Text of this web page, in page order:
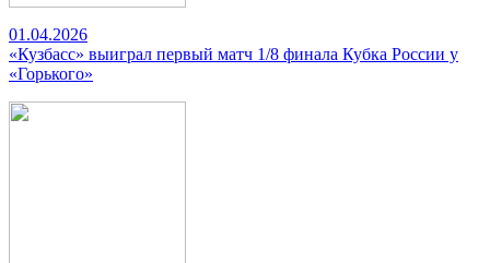
01.04.2026
«Кузбасс» выиграл первый матч 1/8 финала Кубка России у
«Горького»